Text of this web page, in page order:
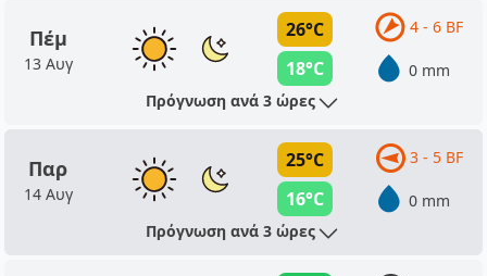
Πέμ
13 Αυγ
26°C
18°C
4 - 6 BF
0 mm
Πρόγνωση ανά 3 ώρες
Παρ
14 Αυγ
25°C
16°C
3 - 5 BF
0 mm
Πρόγνωση ανά 3 ώρες